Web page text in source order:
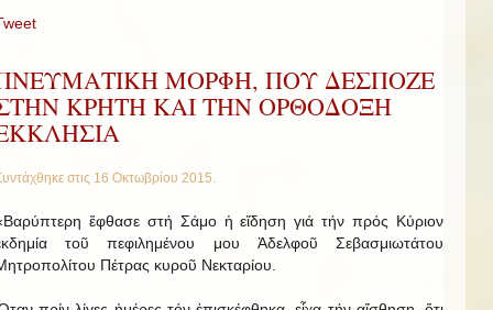
ΜΟΡΦΗ, ΠΟΥ ΔΕΣΠΟΖΕ
ΚΡΗΤΗ ΚΑΙ ΤΗΝ ΟΡΘΟΔΟΞΗ
στις 16 Οκτωβρίου 2015.
ἔφθασε στή Σάμο ἡ εἴδηση γιά τήν πρός Κύριον
τοῦ πεφιλημένου μου Ἀδελφοῦ Σεβασμιωτάτου
Πέτρας κυροῦ Νεκταρίου.